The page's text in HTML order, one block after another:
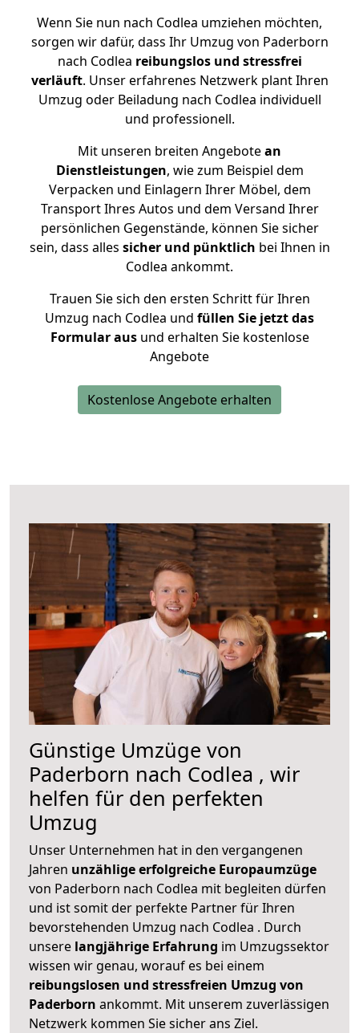
Wenn Sie nun nach Codlea umziehen möchten,
sorgen wir dafür, dass Ihr Umzug von Paderborn
nach Codlea reibungslos und stressfrei
verläuft. Unser erfahrenes Netzwerk plant Ihren
Umzug oder Beiladung nach Codlea individuell
und professionell.
Mit unseren breiten Angebotean
Dienstleistungen, wie zum Beispiel dem
Verpacken und Einlagern Ihrer Möbel, dem
Transport Ihres Autos und dem Versand Ihrer
persönlichen Gegenstände, können Sie sicher
sein, dass alles sicher und pünktlich bei Ihnen in
Codlea ankommt.
Trauen Sie sich den ersten Schritt für Ihren
Umzug nach Codlea und füllen Sie jetzt das
Formular ausund erhalten Sie kostenlose
Angebote
Kostenlose Angebote erhalten
Günstige Umzüge von
Paderborn nach Codlea , wir
helfen für den perfekten
Umzug
Unser Unternehmen hat in den vergangenen
Jahren unzählige erfolgreiche Europaumzüge
von Paderborn nach Codlea mit begleiten dürfen
und ist somit der perfekte Partner für Ihren
bevorstehenden Umzug nach Codlea . Durch
unsere langjährige Erfahrung im Umzugssektor
wissen wir genau, worauf es bei einem
reibungslosen und stressfreien Umzug von
Paderborn ankommt. Mit unserem zuverlässigen
Netzwerk kommen Sie sicher ans Ziel.